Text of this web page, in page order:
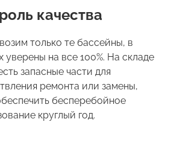
качества
только те бассейны, в
уверены на все 100%. На складе
запасные части для
ремонта или замены,
бесперебойное
круглый год.